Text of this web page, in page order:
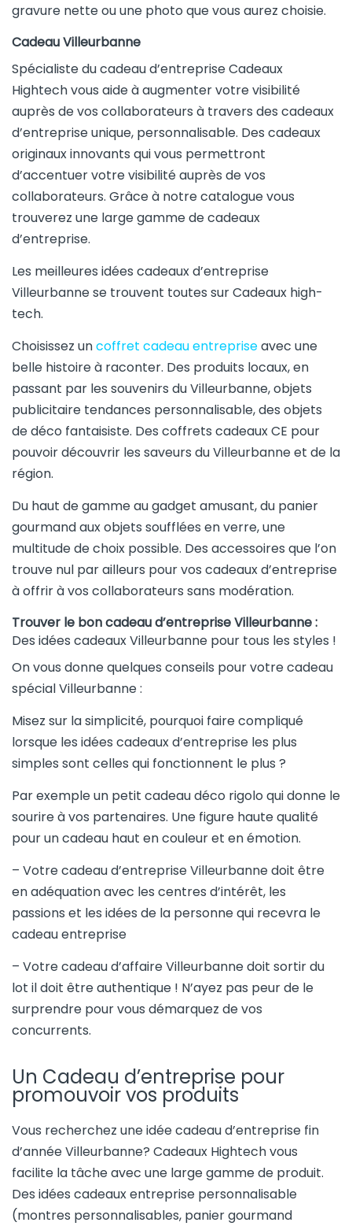
gravure nette ou une photo que vous aurez choisie.
Cadeau Villeurbanne
Spécialiste du cadeau d’entreprise Cadeaux
Hightech vous aide à augmenter votre visibilité
auprès de vos collaborateurs à travers des cadeaux
d’entreprise unique, personnalisable. Des cadeaux
originaux innovants qui vous permettront
d’accentuer votre visibilité auprès de vos
collaborateurs. Grâce à notre catalogue vous
trouverez une large gamme de cadeaux
d’entreprise.
Les meilleures idées cadeaux d’entreprise
Villeurbanne se trouvent toutes sur Cadeaux high-
tech.
Choisissez uncoffret cadeau entrepriseavec une
belle histoire à raconter. Des produits locaux, en
passant par les souvenirs du Villeurbanne, objets
publicitaire tendances personnalisable, des objets
de déco fantaisiste. Des coffrets cadeaux CE pour
pouvoir découvrir les saveurs du Villeurbanne et de la
région.
Du haut de gamme au gadget amusant, du panier
gourmand aux objets soufflées en verre, une
multitude de choix possible. Des accessoires que l’on
trouve nul par ailleurs pour vos cadeaux d’entreprise
à offrir à vos collaborateurs sans modération.
Trouver le bon cadeau d’entreprise Villeurbanne :
Des idées cadeaux Villeurbanne pour tous les styles !
On vous donne quelques conseils pour votre cadeau
spécial Villeurbanne :
Misez sur la simplicité, pourquoi faire compliqué
lorsque les idées cadeaux d’entreprise les plus
simples sont celles qui fonctionnent le plus ?
Par exemple un petit cadeau déco rigolo qui donne le
sourire à vos partenaires. Une figure haute qualité
pour un cadeau haut en couleur et en émotion.
– Votre cadeau d’entreprise Villeurbanne doit être
en adéquation avec les centres d’intérêt, les
passions et les idées de la personne qui recevra le
cadeau entreprise
– Votre cadeau d’affaire Villeurbanne doit sortir du
lot il doit être authentique ! N’ayez pas peur de le
surprendre pour vous démarquez de vos
concurrents.
Un Cadeau d’entreprise pour
promouvoir vos produits
Vous recherchez une idée cadeau d’entreprise fin
d’année Villeurbanne? Cadeaux Hightech vous
facilite la tâche avec une large gamme de produit.
Des idées cadeaux entreprise personnalisable
(montres personnalisables, panier gourmand